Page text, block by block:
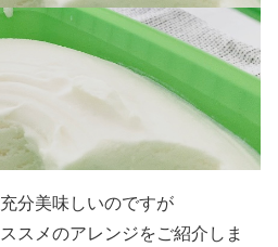
分美味しいのですが
スメのアレンジをご紹介しま